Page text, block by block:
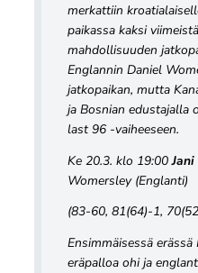
merkattiin
paikassa kaksi
mahdollisuuden
Englannin Daniel
jatkopaikan, mutta
ja Bosnian edustajalla
last 96 -vaiheeseen.
Ke 20.3. klo 19:00Jani
Womersley (Englanti)
(83-60, 81(64)-1,
Ensimmäisessä
eräpalloa ohi ja